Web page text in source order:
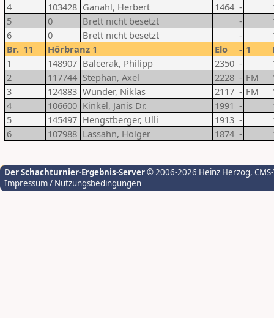
4
103428 Ganahl, Herbert 1464 -
5
0 Brett nicht besetzt -
6
0 Brett nicht besetzt -
Br. 11 Hörbranz 1 Elo - 1
1
148907 Balcerak, Philipp 2350 -
2
117744 Stephan, Axel 2228 - FM
3
124883 Wunder, Niklas 2117 - FM
4
106600 Kinkel, Janis Dr. 1991 -
5
145497 Hengstberger, Ulli 1913 -
6
107988 Lassahn, Holger 1874 -
Der Schachturnier-Ergebnis-Server© 2006-2026 Heinz Herzog,
Impressum / Nutzungsbedingungen